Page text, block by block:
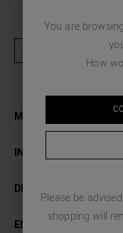
★ Producto excluido de
MÁS INFORMACIÓN
INSTRUCCIONES DE
DIMENSIONES
ENVÍO Y DEVOLUCIONES
You are browsing
How
Please be
shopping will